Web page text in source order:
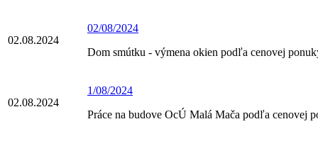
02.08.2024
02/08/2024
Dom smútku - výmena okien podľa cenovej
02.08.2024
1/08/2024
Práce na budove OcÚ Malá Mača podľa cenovej